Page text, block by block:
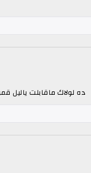
ده لولاك ماقابلت ياليل